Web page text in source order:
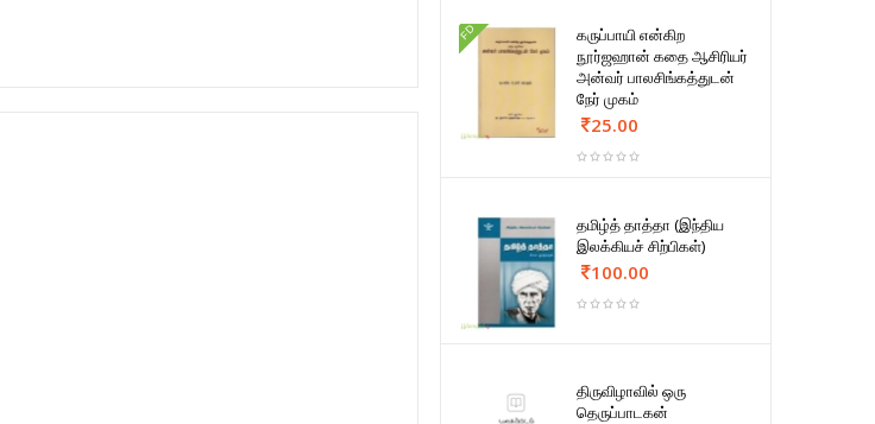
FD
கருப்பாயி என்கிற
நூர்ஜஹான் கதை ஆசிரியர்
அன்வர் பாலசிங்கத்துடன்
நேர் முகம்
25.00
தமிழ்த் தாத்தா (இந்திய
இலக்கியச் சிற்பிகள்)
100.00
திருவிழாவில் ஒரு
தெருப்பாடகன்